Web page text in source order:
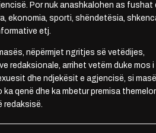
Por nuk anashkalohen as fushat
ekonomia, sporti, shëndetësia,
etj.
nëpërmjet ngritjes së vetëdijes,
redaksionale, arrihet vetëm duke mos i
dhe ndjekësit e agjencisë, si masë
ka qenë dhe ka mbetur premisa
redaksisë.